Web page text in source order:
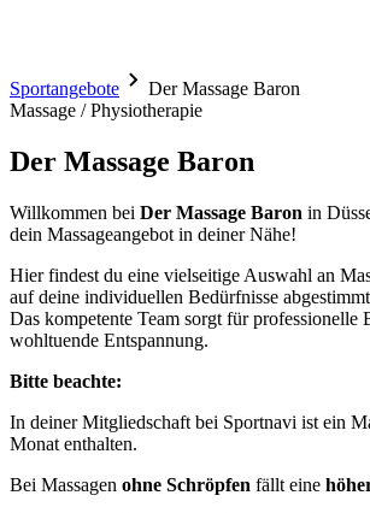
Sportangebote
Der Massage Baron
Massage / Physiotherapie
Der Massage Baron
Willkommen bei Der Massage Baron in
dein Massageangebot in deiner Nähe!
Hier findest du eine vielseitige Auswahl an
auf deine individuellen Bedürfnisse
Das kompetente Team sorgt für professionelle
wohltuende Entspannung.
Bitte beachte:
In deiner Mitgliedschaft bei Sportnavi ist ein
Monat enthalten.
Bei Massagen ohne Schröpfen fällt eine